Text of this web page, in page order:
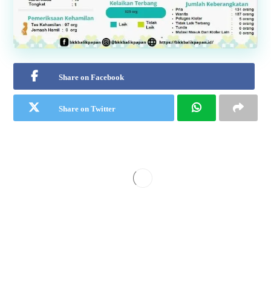
Share on Facebook
Share on Twitter